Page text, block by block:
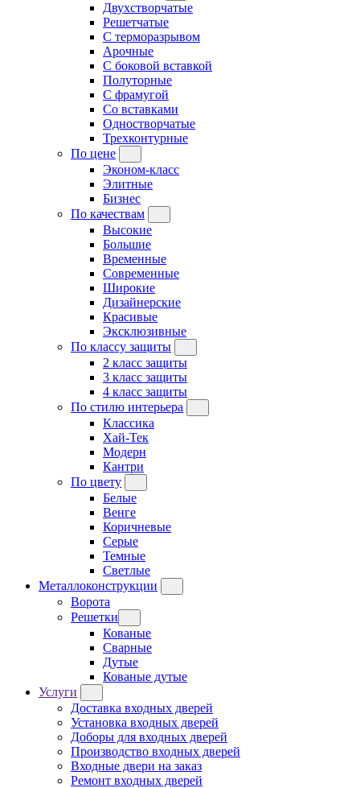
Двухстворчатые
Решетчатые
С терморазрывом
Арочные
С боковой вставкой
Полуторные
С фрамугой
Cо вставками
Одностворчатые
Трехконтурные
По цене
Эконом-класс
Элитные
Бизнес
По качествам
Высокие
Большие
Временные
Современные
Широкие
Дизайнерские
Красивые
Эксклюзивные
По классу защиты
2 класс защиты
3 класс защиты
4 класс защиты
По стилю интерьера
Классика
Хай-Тек
Модерн
Кантри
По цвету
Белые
Венге
Коричневые
Серые
Темные
Светлые
Металлоконструкции
Ворота
Решетки
Кованые
Сварные
Дутые
Кованые дутые
Услуги
Доставка входных дверей
Установка входных дверей
Доборы для входных дверей
Производство входных дверей
Входные двери на заказ
Ремонт входных дверей